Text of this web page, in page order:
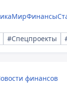
МирФинансы
#Спецпроекты
финансов